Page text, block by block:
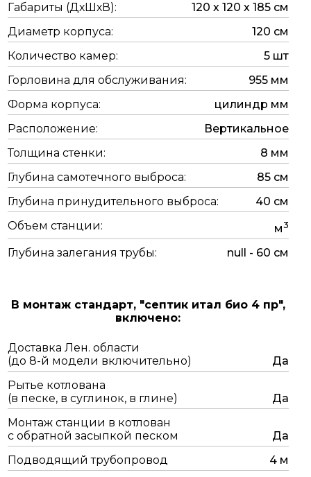
Габариты (ДхШхВ):
120 х 120 х 185 см
Диаметр корпуса:
120 см
Количество камер:
5 шт
Горловина для обслуживания:
955 мм
Форма корпуса:
цилиндр мм
Расположение:
Вертикальное
Толщина стенки:
8 мм
Глубина самотечного выброса:
85 см
Глубина принудительного выброса:
40 см
Объем станции:
м3
Глубина залегания трубы: null - 60 см
В монтаж стандарт, "септик итал био 4 пр",
включено:
Доставка Лен. области
(до 8-й модели включительно)
Да
Рытье котлована
(в песке, в суглинок, в глине)
Да
Монтаж станции в котлован
с обратной засыпкой песком
Да
Подводящий трубопровод
4 м